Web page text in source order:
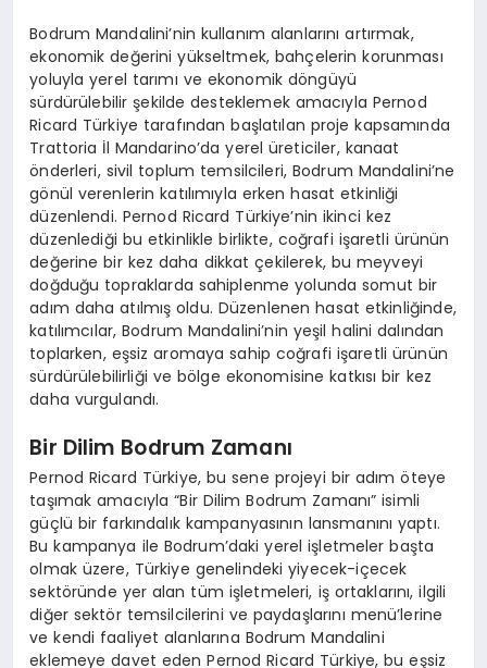
Bodrum Mandalini’nin kullanım alanlarını artırmak,
ekonomik değerini yükseltmek, bahçelerin korunması
yoluyla yerel tarımı ve ekonomik döngüyü
sürdürülebilir şekilde desteklemek amacıyla Pernod
Ricard Türkiye tarafından başlatılan proje kapsamında
Trattoria İl Mandarino’da yerel üreticiler, kanaat
önderleri, sivil toplum temsilcileri, Bodrum Mandalini’ne
gönül verenlerin katılımıyla erken hasat etkinliği
düzenlendi. Pernod Ricard Türkiye’nin ikinci kez
düzenlediği bu etkinlikle birlikte, coğrafi işaretli ürünün
değerine bir kez daha dikkat çekilerek, bu meyveyi
doğduğu topraklarda sahiplenme yolunda somut bir
adım daha atılmış oldu. Düzenlenen hasat etkinliğinde,
katılımcılar, Bodrum Mandalini’nin yeşil halini dalından
toplarken, eşsiz aromaya sahip coğrafi işaretli ürünün
sürdürülebilirliği ve bölge ekonomisine katkısı bir kez
daha vurgulandı.
Bir Dilim Bodrum Zamanı
Pernod Ricard Türkiye, bu sene projeyi bir adım öteye
taşımak amacıyla “Bir Dilim Bodrum Zamanı” isimli
güçlü bir farkındalık kampanyasının lansmanını yaptı.
Bu kampanya ile Bodrum’daki yerel işletmeler başta
olmak üzere, Türkiye genelindeki yiyecek-içecek
sektöründe yer alan tüm işletmeleri, iş ortaklarını, ilgili
diğer sektör temsilcilerini ve paydaşlarını menü’lerine
ve kendi faaliyet alanlarına Bodrum Mandalini
eklemeye davet eden Pernod Ricard Türkiye, bu eşsiz